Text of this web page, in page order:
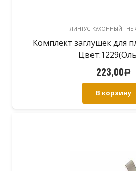
ПЛИНТУС КУХОННЫЙ
Комплект заглушек для
223,00Р
В корзину